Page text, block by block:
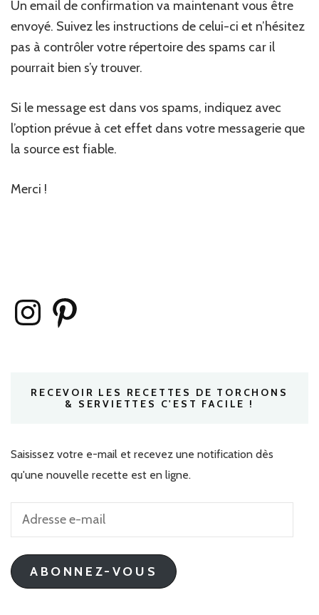
Un email de confirmation va maintenant vous être
envoyé. Suivez les instructions de celui-ci et n’hésitez
pas à contrôler votre répertoire des spams car il
pourrait bien s’y trouver.
Si le message est dans vos spams, indiquez avec
l’option prévue à cet effet dans votre messagerie que
la source est fiable.
Merci !
InstagramPinterest
RECEVOIR LES RECETTES DE TORCHONS
& SERVIETTES C'EST FACILE !
Saisissez votre e-mail et recevez une notification dès
qu'une nouvelle recette est en ligne.
Adresse
mail
ABONNEZ-VOUS